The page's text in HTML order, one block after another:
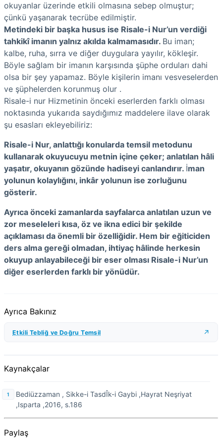
okuyanlar üzerinde etkili olmasına sebep olmuştur;
çünkü yaşanarak tecrübe edilmiştir.
Metindeki bir başka husus ise Risale-i Nur’un verdiği
tahkikî imanın yalnız akılda kalmamasıdır. Bu iman;
kalbe, ruha, sırra ve diğer duygulara yayılır, kökleşir.
Böyle sağlam bir imanın karşısında şüphe orduları dahi
olsa bir şey yapamaz. Böyle kişilerin imanı vesveselerden
ve şüphelerden korunmuş olur .
Risale-i nur Hizmetinin önceki eserlerden farklı olması
noktasında yukarıda saydığımız maddelere ilave olarak
şu esasları ekleyebiliriz:
Risale-i Nur, anlattığı konularda temsil metodunu
kullanarak okuyucuyu metnin içine çeker; anlatılan hâli
yaşatır, okuyanın gözünde hadiseyi canlandırır. İman
yolunun kolaylığını, inkâr yolunun ise zorluğunu
gösterir.
Ayrıca önceki zamanlarda sayfalarca anlatılan uzun ve
zor meseleleri kısa, öz ve ikna edici bir şekilde
açıklaması da önemli bir özelliğidir. Hem bir eğiticiden
ders alma gereği olmadan, ihtiyaç hâlinde herkesin
okuyup anlayabileceği bir eser olması Risale-i Nur’un
diğer eserlerden farklı bir yönüdür.
Ayrıca Bakınız
Etkili Tebliğ ve Doğru Temsil
Kaynakçalar
Bediüzzaman , Sikke-i TasdÎk-i Gaybi ,Hayrat Neşriyat
,Isparta ,2016, s.186
Paylaş